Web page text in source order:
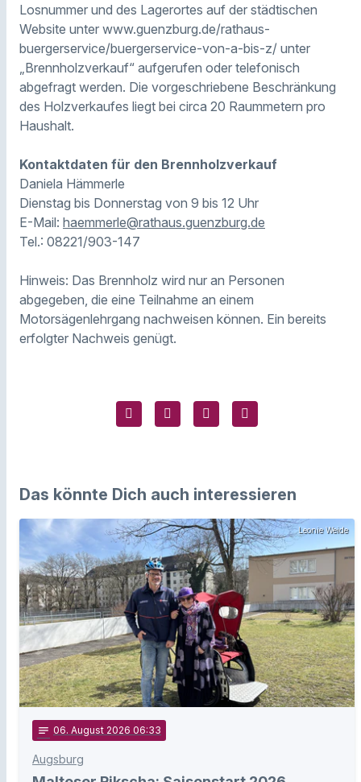
Losnummer und des Lagerortes auf der städtischen
Website unter www.guenzburg.de/rathaus-
buergerservice/buergerservice-von-a-bis-z/ unter
„Brennholzverkauf“ aufgerufen oder telefonisch
abgefragt werden. Die vorgeschriebene Beschränkung
des Holzverkaufes liegt bei circa 20 Raummetern pro
Haushalt.
Kontaktdaten für den Brennholzverkauf
Daniela Hämmerle
Dienstag bis Donnerstag von 9 bis 12 Uhr
E-Mail: haemmerle@rathaus.guenzburg.de
Tel.: 08221/903-147
Hinweis: Das Brennholz wird nur an Personen
abgegeben, die eine Teilnahme an einem
Motorsägenlehrgang nachweisen können. Ein bereits
erfolgter Nachweis genügt.
Das könnte Dich auch interessieren
Leonie Weide
notes 06. August 2026 06:33
Augsburg